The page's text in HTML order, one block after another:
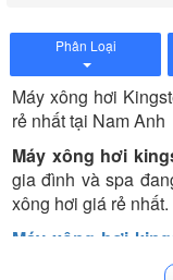
Phân Loại
Máy xông hơi Kingsteam : gia nhiệt nhanh, dễ sử dụng, giá
rẻ nhất tại Nam Anh
Máy xông hơi
gia đình và spa
xông hơi giá rẻ nhất.
Máy xông hơi
phủ bên ngoài lớp